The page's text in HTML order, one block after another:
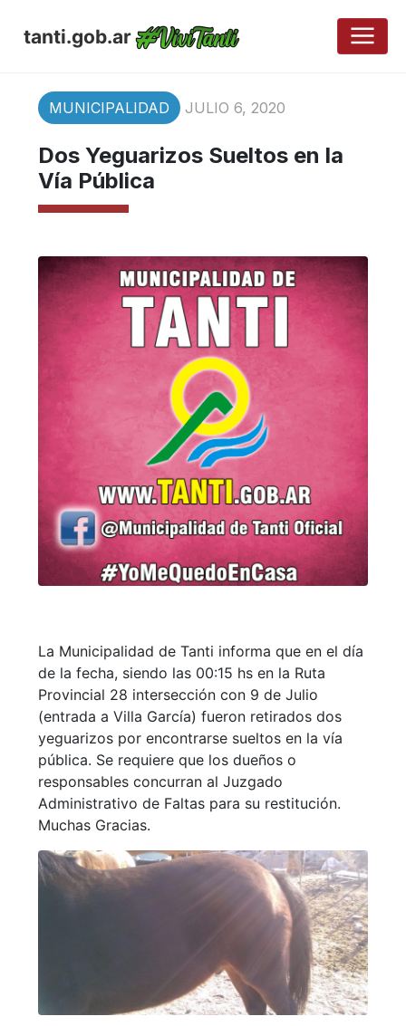
tanti.gob.ar
MUNICIPALIDAD JULIO 6, 2020
Dos Yeguarizos Sueltos en la
Vía Pública
La Municipalidad de Tanti informa que en el día
de la fecha, siendo las 00:15 hs en la Ruta
Provincial 28 intersección con 9 de Julio
(entrada a Villa García) fueron retirados dos
yeguarizos por encontrarse sueltos en la vía
pública. Se requiere que los dueños o
responsables concurran al Juzgado
Administrativo de Faltas para su restitución.
Muchas Gracias.